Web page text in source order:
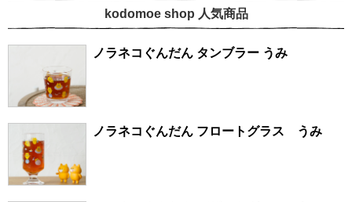
kodomoe shop 人気商品
ノラネコぐんだん タンブラー うみ
ノラネコぐんだん フロートグラス うみ